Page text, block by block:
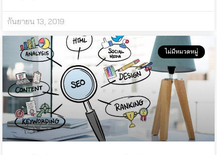
กันยายน 13, 2019
ไม่มีหมวดหมู่